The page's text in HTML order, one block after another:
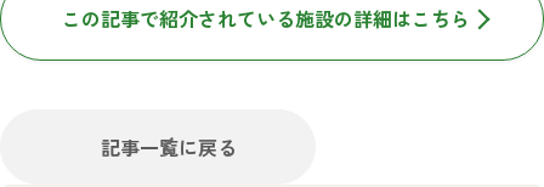
この記事で紹介されている施設の詳細はこちら
記事一覧に戻る